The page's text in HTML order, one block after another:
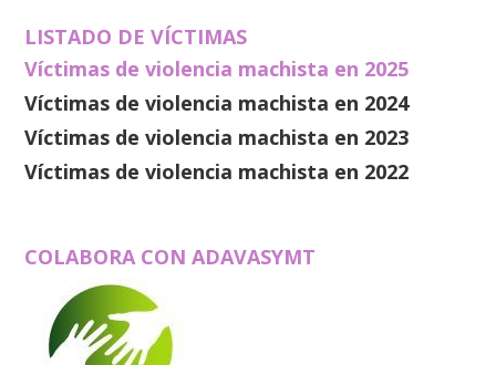
LISTADO DE VÍCTIMAS
Víctimas de violencia machista en 2025
Víctimas de violencia machista en 2024
Víctimas de violencia machista en 2023
Víctimas de violencia machista en 2022
COLABORA CON ADAVASYMT